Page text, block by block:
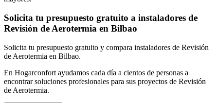
Solicita tu presupuesto gratuito a instaladores de
Revisión de Aerotermia en Bilbao
Solicita tu presupuesto gratuito y compara instaladores de Revisión
de Aerotermia en Bilbao.
En Hogarconfort ayudamos cada día a cientos de personas a
encontrar soluciones profesionales para sus proyectos de Revisión
de Aerotermia.